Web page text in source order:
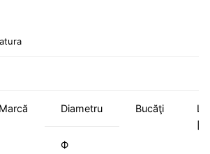
Marcă Diametru Bucăţi
Ф